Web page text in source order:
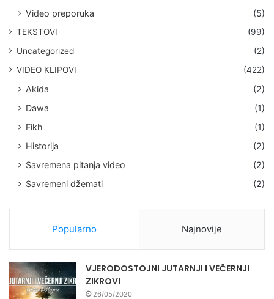
Video preporuka
(5)
TEKSTOVI
(99)
Uncategorized
(2)
VIDEO KLIPOVI
(422)
Akida
(2)
Dawa
(1)
Fikh
(1)
Historija
(2)
Savremena pitanja video
(2)
Savremeni džemati
(2)
Popularno Najnovije
VJERODOSTOJNI JUTARNJI I VEČERNJI
ZIKROVI
26/05/2020